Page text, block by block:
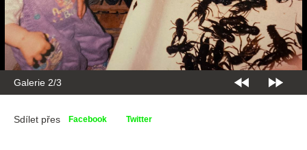
Galerie 2/3
Sdílet přes Facebook Twitter